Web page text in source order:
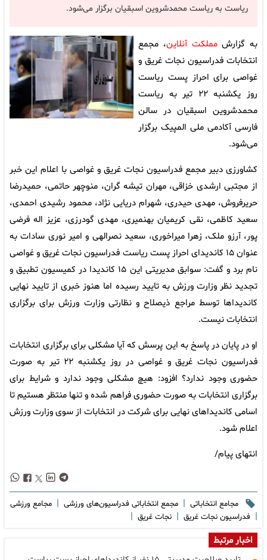
ریاست به ریاست محمدشروین اسبقیان برگزار می‌شود.
به گزارشمملکت آنلاین، مجمع
انتخابات فدراسیون نجات غریق و
غواصی برای احراز پست ریاست
روز یکشنبه ۲۲ تیر به ریاست
محمدشروین اسبقیان در سالن
فارسی آکادمی ملی المپیک برگزار
می‌شود.
کشاورزی دبیر مجمع فدراسیون نجات غریق و غواصی با اعلام این خبر
از مجتبی ارشدی خزاقی، مهران تیشه گران، منوچهر حاتمی، حمیدرضا
حریرفروش، مهدی حیدری، شهرام دریایی نژاد، محمود رشیدی احمدی،
سعید کاظمی، نقی کریمیان بهنمیری، مهدی گودرزی، عزیز اله فرضی
پور، آرزو ملک، زهرا میراخوری، سعید نصرالهی و امیر نوری سادات به
عنوان ۱۵ کاندیدای احراز پست ریاست فدراسیون نجات غریق و غواصی
نام برد و گفت: سوابق مدیریتی این ۱۵ کاندیدا در کمیسیون تطبیق و
تجدید نظر وزارت ورزش به تایید رسیده اما هنوز خبری از تایید نهایی
کاندیداها توسط مراجع ذیصلاح و نظارتی وزارت ورزش برای برگزاری
انتخابات نیست.
او در پایان در پاسخ به این پرسش که آیا مشکلی برای برگزاری انتخابات
فدراسیون نجات غریق و غواصی در روز یکشنبه ۲۲ تیر به صورت
حضوری وجود ندارد؟ افزود: هیچ مشکلی وجود ندارد و شرایط برای
برگزاری انتخابات به صورت حضوری فراهم شده و تنها منتظر هستیم تا
اسامی کاندیداهای نهایی برای شرکت در انتخابات از سوی وزارت ورزش
اعلام شود.
انتهای پیام/
مجامع انتخاباتی | مجمع انتخاباتی فدراسیون‌های ورزشی | مجامع ورزشی
| فدراسیون نجات غریق | نجات غریق |
اخبار مرتبط